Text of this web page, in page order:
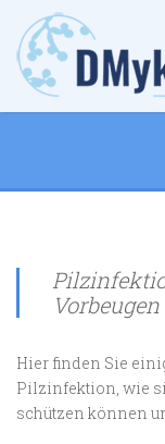
Hier finden Sie
Pilzinfektion, wie
schützen können